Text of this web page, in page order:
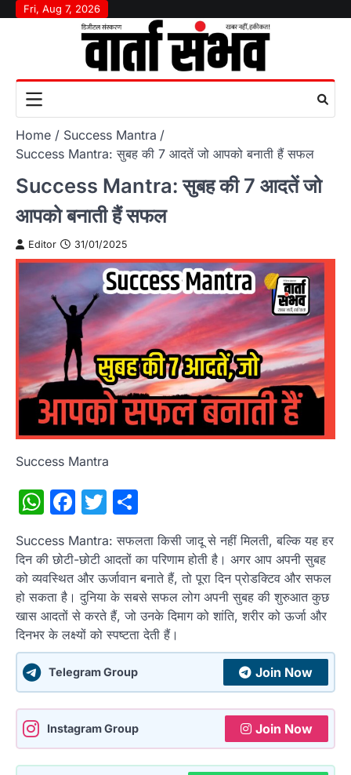
SkipFri, Aug 7, 2026
Home
Success Mantra
Success Mantra: सुबह की 7 आदतें जो आपको बनाती हैं सफल
Success Mantra: सुबह की 7 आदतें जो
आपको बनाती हैं सफल
Editor 31/01/2025
Success Mantra
WhatsApp
Facebook
Twitter
Success Mantra: सफलता किसी जादू से नहीं मिलती, बल्कि यह हर
दिन की छोटी-छोटी आदतों का परिणाम होती है। अगर आप अपनी सुबह
को व्यवस्थित और ऊर्जावान बनाते हैं, तो पूरा दिन प्रोडक्टिव और सफल
हो सकता है। दुनिया के सबसे सफल लोग अपनी सुबह की शुरुआत कुछ
खास आदतों से करते हैं, जो उनके दिमाग को शांति, शरीर को ऊर्जा और
दिनभर के लक्ष्यों को स्पष्टता देती हैं।
Telegram Group Join Now
Instagram Group Join Now